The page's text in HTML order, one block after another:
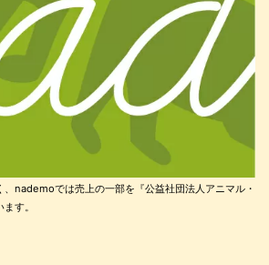
、nademoでは売上の一部を『公益社団法人アニマル・
す。